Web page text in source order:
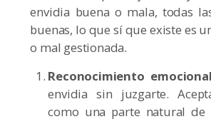
envidia buena o mala, todas
buenas, lo que sí que existe es
o mal gestionada.
Reconocimiento
envidia sin juzgarte.
como una parte natural de